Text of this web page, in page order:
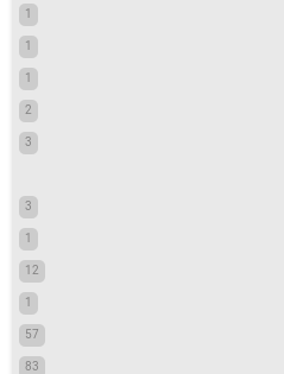
1
1
1
2
3
3
1
12
1
57
83